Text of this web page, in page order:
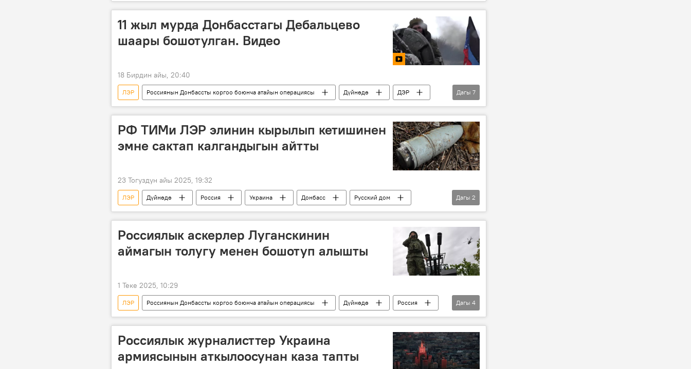
өспүрүм
окуу жай жатакана
11 жыл мурда Донбасстагы Дебальцево
шаары бошотулган. Видео
18 Бирдин айы, 20:40
ЛЭР Россиянын Донбассты коргоо боюнча атайын операциясы Дүйнөдө
ДЭР
Украина
атайын операция шаар бошотуу курчоо
туткун
Дагы 7
РФ ТИМи ЛЭР элинин кырылып кетишинен
эмне сактап калгандыгын айтты
23 Тогуздун айы 2025, 19:32
ЛЭР Дүйнөдө Россия Украина Донбасс
Русский дом
Родион Мирошник
Россиянын Донбассты коргоо боюнча атайын операциясы
Дагы 2
Россиялык аскерлер Луганскинин
аймагын толугу менен бошотуп алышты
1 Теке 2025, 10:29
ЛЭР Россиянын Донбассты коргоо боюнча атайын операциясы Дүйнөдө
Россия
Украина
Луганск армия бошотуу
Дагы 4
Россиялык журналисттер Украина
армиясынын аткылоосунан каза тапты